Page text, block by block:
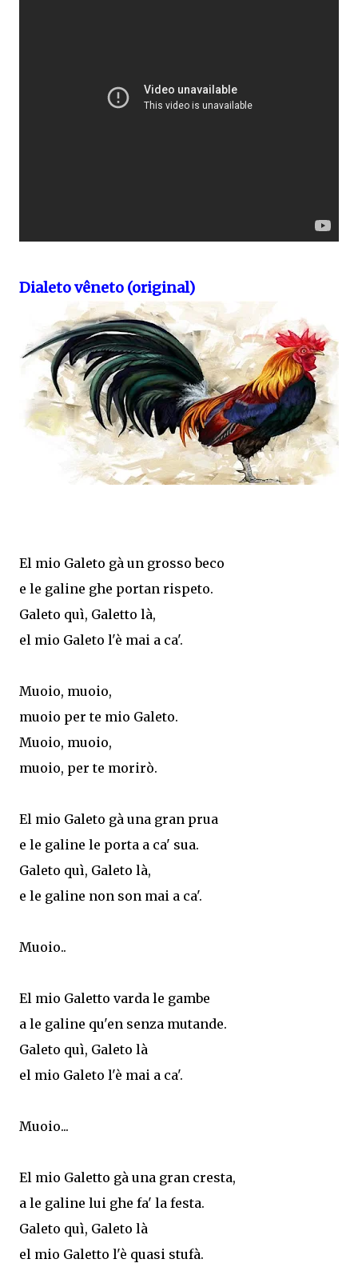
Dialeto vêneto (original)
El mio Galeto gà un grosso beco
e le galine ghe portan rispeto.
Galeto quì, Galetto là,
el mio Galeto l'è mai a ca'.
Muoio, muoio,
muoio per te mio Galeto.
Muoio, muoio,
muoio, per te morirò.
El mio Galeto gà una gran prua
e le galine le porta a ca' sua.
Galeto quì, Galeto là,
e le galine non son mai a ca'.
Muoio..
El mio Galetto varda le gambe
a le galine qu'en senza mutande.
Galeto quì, Galeto là
el mio Galeto l'è mai a ca'.
Muoio...
El mio Galetto gà una gran cresta,
a le galine lui ghe fa' la festa.
Galeto quì, Galeto là
el mio Galetto l'è quasi stufà.